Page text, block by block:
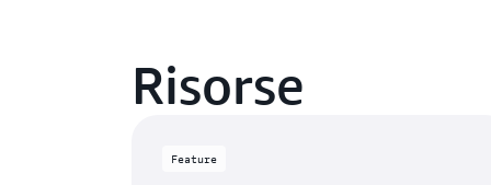
Risorse
Feature